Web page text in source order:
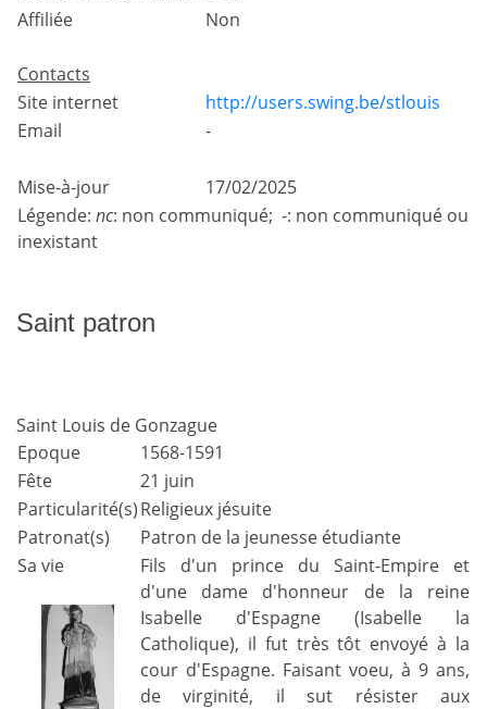
Affiliée
Non
Contacts
Site internet
http://users.swing.be/stlouis
Email
-
Mise-à-jour
17/02/2025
Légende: nc: non communiqué; -: non communiqué ou
inexistant
Saint patron
Saint Louis de Gonzague
Epoque
1568-1591
Fête
21 juin
Particularité(s)Religieux jésuite
Patronat(s)
Patron de la jeunesse étudiante
Sa vie
Fils d'un prince du Saint-Empire et
d'une dame d'honneur de la reine
Isabelle d'Espagne (Isabelle la
Catholique), il fut très tôt envoyé à la
cour d'Espagne. Faisant voeu, à 9 ans,
de virginité, il sut résister aux